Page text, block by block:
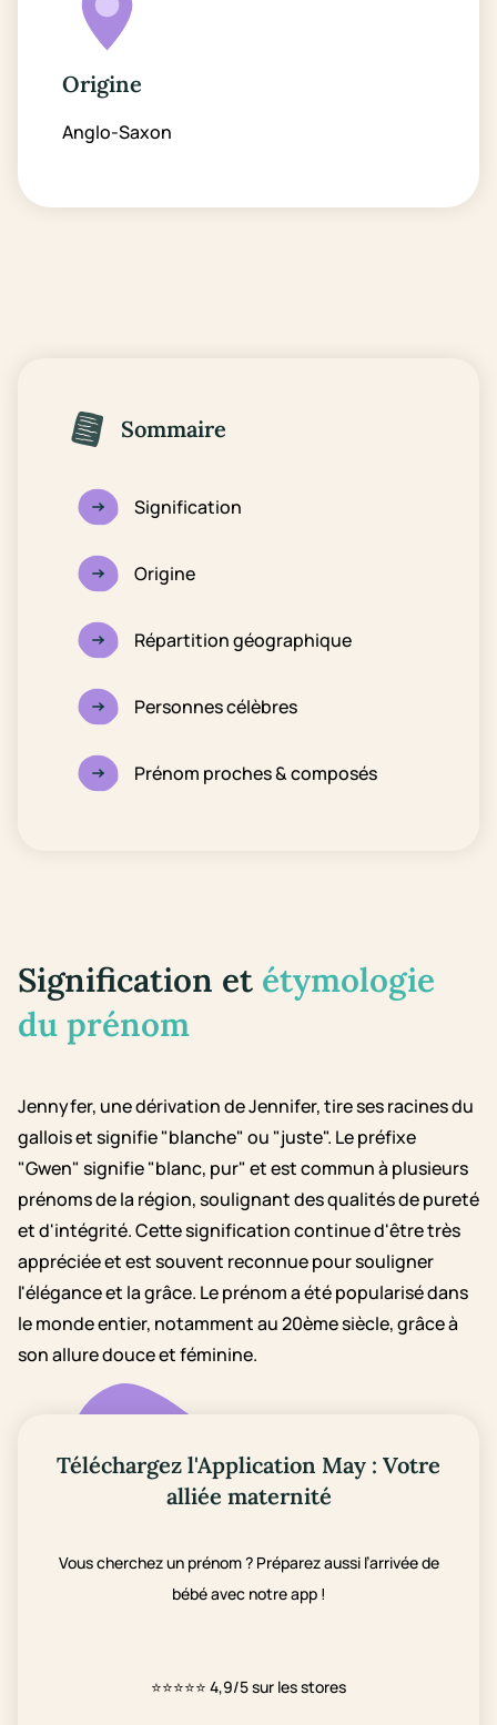
Origine
Anglo-Saxon
Sommaire
Signification
Origine
Répartition géographique
Personnes célèbres
Prénom proches & composés
Signification et étymologie
du prénom
Jennyfer, une dérivation de Jennifer, tire ses racines du
gallois et signifie "blanche" ou "juste". Le préfixe
"Gwen" signifie "blanc, pur" et est commun à plusieurs
prénoms de la région, soulignant des qualités de pureté
et d'intégrité. Cette signification continue d'être très
appréciée et est souvent reconnue pour souligner
l'élégance et la grâce. Le prénom a été popularisé dans
le monde entier, notamment au 20ème siècle, grâce à
son allure douce et féminine.
Téléchargez l'Application May : Votre
alliée maternité
Vous cherchez un prénom ? Préparez aussi l’arrivée de
bébé avec notre app !
⭐⭐⭐⭐⭐ 4,9/5 sur les stores